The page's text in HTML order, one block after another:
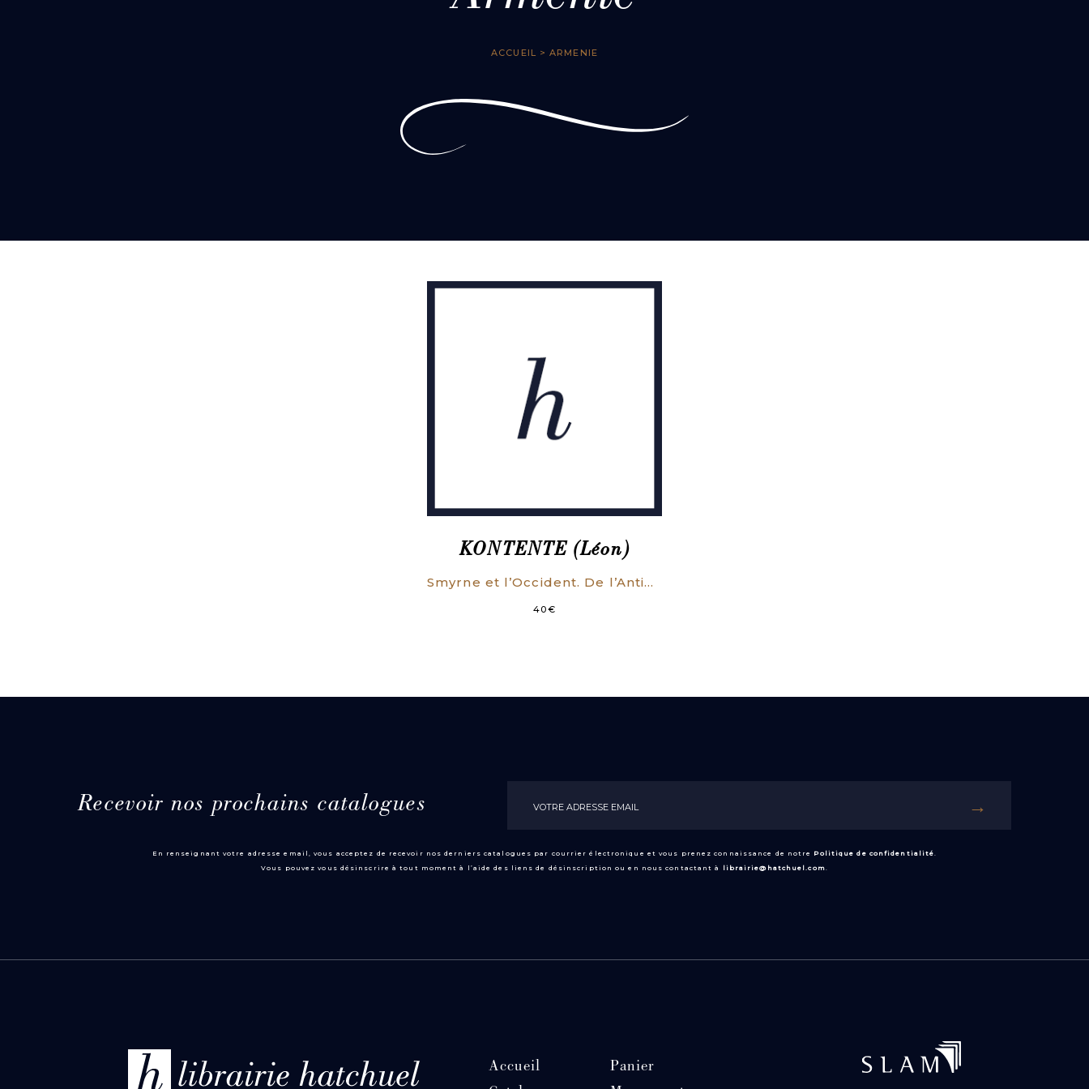
ACCUEIL > ARMENIE
KONTENTE (Léon)
Smyrne et l’Occident. De l’Antiquité au XXIe siècle. Nouvelle édition revue et augmentée.
40€
Recevoir nos prochains catalogues
En renseignant votre adresse email, vous acceptez de recevoir nos derniers catalogues par courrier électronique et vous prenez connaissance de notre Politique de confidentialité.
Vous pouvez vous désinscrire à tout moment à l’aide des liens de désinscription ou en nous contactant à
librairie@hatchuel.com.
Accueil
Panier